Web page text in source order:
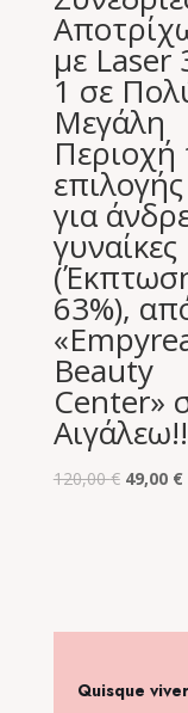
με Laser
1 σε
Μεγάλη
Περιοχή
για
γυναίκες
63%),
Beauty
Center»
120,00€ Original
49,00 €Η
Quisque